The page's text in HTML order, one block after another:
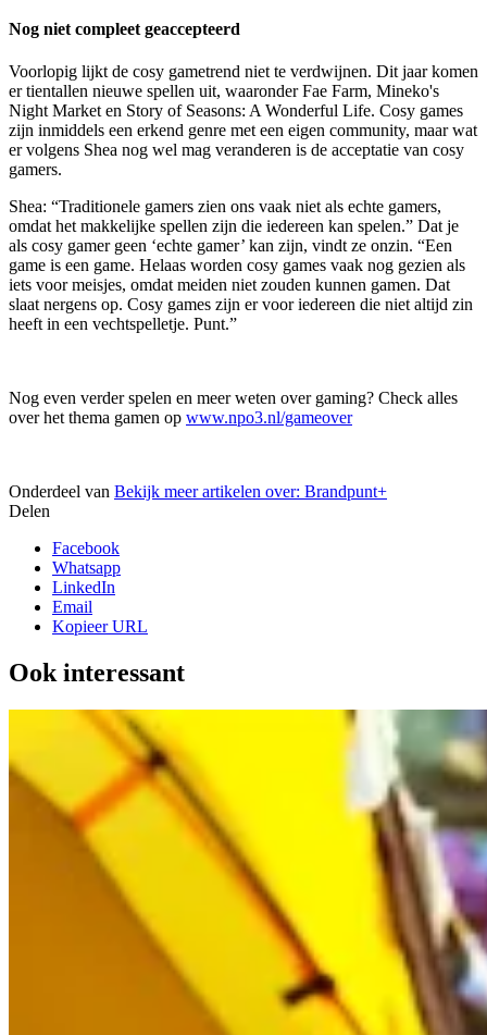
Nog niet compleet geaccepteerd
Voorlopig lijkt de cosy gametrend niet te verdwijnen. Dit jaar komen
er tientallen nieuwe spellen uit, waaronder Fae Farm, Mineko's
Night Market en Story of Seasons: A Wonderful Life. Cosy games
zijn inmiddels een erkend genre met een eigen community, maar wat
er volgens Shea nog wel mag veranderen is de acceptatie van cosy
gamers.
Shea: “Traditionele gamers zien ons vaak niet als echte gamers,
omdat het makkelijke spellen zijn die iedereen kan spelen.” Dat je
als cosy gamer geen ‘echte gamer’ kan zijn, vindt ze onzin. “Een
game is een game. Helaas worden cosy games vaak nog gezien als
iets voor meisjes, omdat meiden niet zouden kunnen gamen. Dat
slaat nergens op. Cosy games zijn er voor iedereen die niet altijd zin
heeft in een vechtspelletje. Punt.”
Nog even verder spelen en meer weten over gaming? Check alles
over het thema gamen op www.npo3.nl/gameover
Onderdeel van Bekijk meer artikelen over: Brandpunt+
Delen
Facebook
Whatsapp
LinkedIn
Email
Kopieer URL
Ook interessant